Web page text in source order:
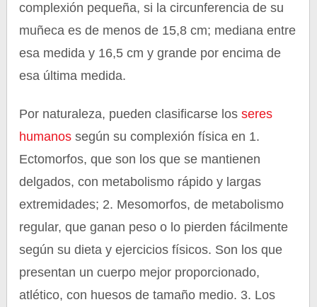
complexión pequeña, si la circunferencia de su
muñeca es de menos de 15,8 cm; mediana entre
esa medida y 16,5 cm y grande por encima de
esa última medida.
Por naturaleza, pueden clasificarse losseres
humanos según su complexión física en 1.
Ectomorfos, que son los que se mantienen
delgados, con metabolismo rápido y largas
extremidades; 2. Mesomorfos, de metabolismo
regular, que ganan peso o lo pierden fácilmente
según su dieta y ejercicios físicos. Son los que
presentan un cuerpo mejor proporcionado,
atlético, con huesos de tamaño medio. 3. Los